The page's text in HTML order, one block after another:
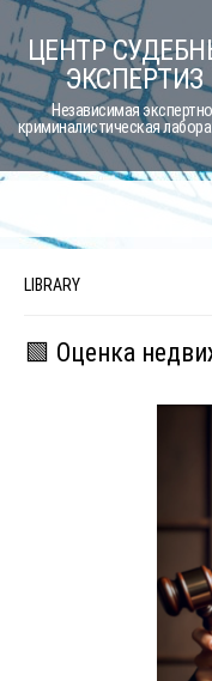
Skip
to
content
ЦЕНТР
ЭКСПЕРТИЗ
Независимая
криминалистическая
LIBRARY
🟩 Оценка